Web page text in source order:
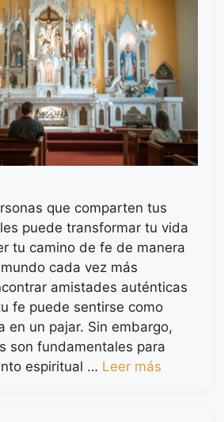
que comparten tus
puede transformar tu vida
tu camino de fe de manera
cada vez más
amistades auténticas
fe puede sentirse como
en un pajar. Sin embargo,
son fundamentales para
espiritual … Leer más